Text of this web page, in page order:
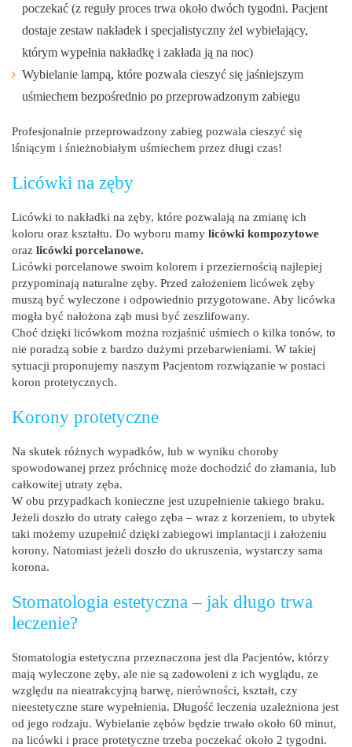
poczekać (z reguły proces trwa około dwóch tygodni. Pacjent
dostaje zestaw nakładek i specjalistyczny żel wybielający,
którym wypełnia nakładkę i zakłada ją na noc)
Wybielanie lampą, które pozwala cieszyć się jaśniejszym
uśmiechem bezpośrednio po przeprowadzonym zabiegu
Profesjonalnie przeprowadzony zabieg pozwala cieszyć się
lśniącym i śnieżnobiałym uśmiechem przez długi czas!
Licówki na zęby
Licówki to nakładki na zęby, które pozwalają na zmianę ich
koloru oraz kształtu. Do wyboru mamy licówki kompozytowe
oraz licówki porcelanowe.
Licówki porcelanowe swoim kolorem i przeziernością najlepiej
przypominają naturalne zęby. Przed założeniem licówek zęby
muszą być wyleczone i odpowiednio przygotowane. Aby licówka
mogła być nałożona ząb musi być zeszlifowany.
Choć dzięki licówkom można rozjaśnić uśmiech o kilka tonów, to
nie poradzą sobie z bardzo dużymi przebarwieniami. W takiej
sytuacji proponujemy naszym Pacjentom rozwiązanie w postaci
koron protetycznych.
Korony protetyczne
Na skutek różnych wypadków, lub w wyniku choroby
spowodowanej przez próchnicę może dochodzić do złamania, lub
całkowitej utraty zęba.
W obu przypadkach konieczne jest uzupełnienie takiego braku.
Jeżeli doszło do utraty całego zęba – wraz z korzeniem, to ubytek
taki możemy uzupełnić dzięki zabiegowi implantacji i założeniu
korony. Natomiast jeżeli doszło do ukruszenia, wystarczy sama
korona.
Stomatologia estetyczna – jak długo trwa
leczenie?
Stomatologia estetyczna przeznaczona jest dla Pacjentów, którzy
mają wyleczone zęby, ale nie są zadowoleni z ich wyglądu, ze
względu na nieatrakcyjną barwę, nierówności, kształt, czy
nieestetyczne stare wypełnienia. Długość leczenia uzależniona jest
od jego rodzaju. Wybielanie zębów będzie trwało około 60 minut,
na licówki i prace protetyczne trzeba poczekać około 2 tygodni.